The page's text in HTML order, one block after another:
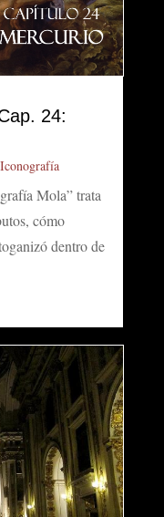
24:
Iconografía
Mola” trata
cómo
dentro de